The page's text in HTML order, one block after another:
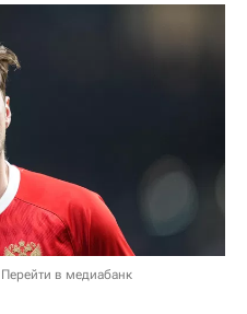
Перейти в медиабанк